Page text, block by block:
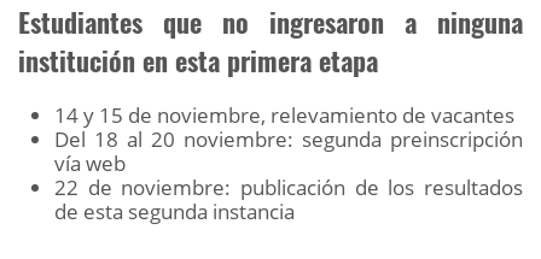
Estudiantes que no ingresaron a ninguna
institución en esta primera etapa
14 y 15 de noviembre, relevamiento de vacantes
Del 18 al 20 noviembre: segunda preinscripción
vía web
22 de noviembre: publicación de los resultados
de esta segunda instancia